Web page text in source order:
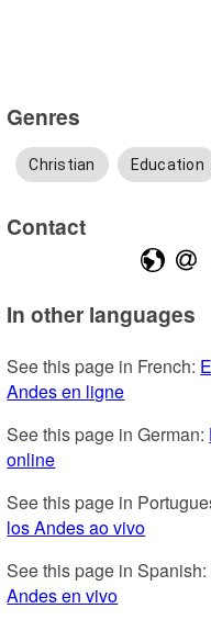
Genres
Christian Education
Contact
In other languages
See this page in French:
Andes en ligne
See this page in German:
online
See this page in
los Andes ao vivo
See this page in Spanish:
Andes en vivo